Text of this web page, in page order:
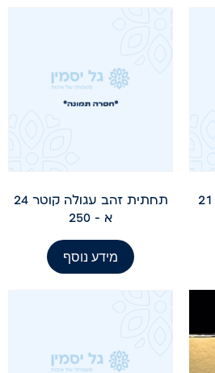
תבנית עוגה קצר קרטון 21
תחתית זהב עגולה קוטר 24
א – 250
מידע נוסף